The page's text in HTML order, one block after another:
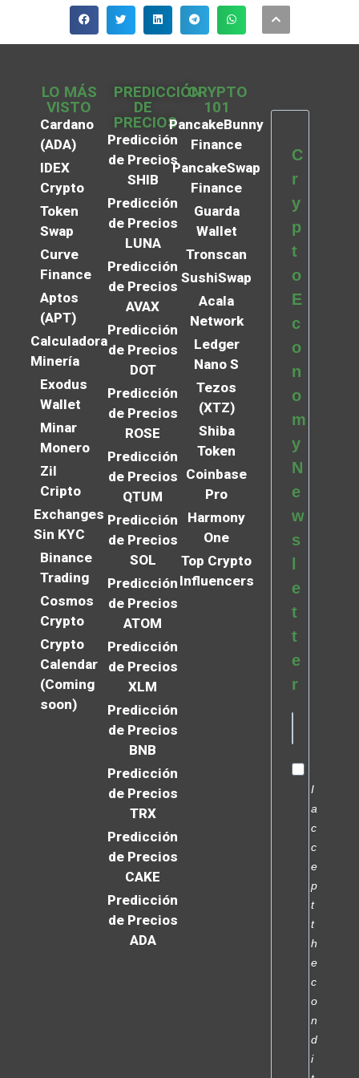
LO MÁS
VISTO
Cardano
(ADA)
IDEX
Crypto
Token
Swap
Curve
Finance
Aptos
(APT)
Calculadora
Minería
Exodus
Wallet
Minar
Monero
Zil
Cripto
Exchanges
Sin KYC
Binance
Trading
Cosmos
Crypto
Crypto
Calendar
(Coming
soon)
PREDICCIÓN
DE
PRECIOS
Predicción
de Precios
SHIB
Predicción
de Precios
LUNA
Predicción
de Precios
AVAX
Predicción
de Precios
DOT
Predicción
de Precios
ROSE
Predicción
de Precios
QTUM
Predicción
de Precios
SOL
Predicción
de Precios
ATOM
Predicción
de Precios
XLM
Predicción
de Precios
BNB
Predicción
de Precios
TRX
Predicción
de Precios
CAKE
Predicción
de Precios
ADA
CRYPTO
101
PancakeBunny
Finance
PancakeSwap
Finance
Guarda
Wallet
Tronscan
SushiSwap
Acala
Network
Ledger
Nano S
Tezos
(XTZ)
Shiba
Token
Coinbase
Pro
Harmony
One
Top Crypto
Influencers
C
r
y
p
t
o
E
c
o
n
o
m
y
N
e
w
s
e
t
t
e
r
I
a
c
c
e
p
t
t
h
e
c
o
n
d
i